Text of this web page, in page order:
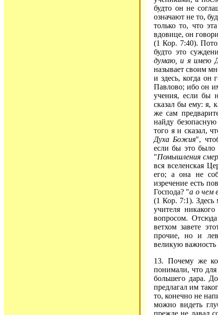
будто он не
означают не то,
только то, что
вдовице, он
(1 Кор. 7:40).
будто это
думаю, и я имею
называет своим
и здесь, когда он
Павлово; ибо он
учения, если бы
сказал бы ему: я,
же сам
найду
того я и сказал,
Духа Божия",
если бы это было
"Помышления
вся вселенская
его; а она не
изречение есть
Господа? "а о чем
(1 Кор. 7:1).
учителя
вопросом.
ветхом завете
прочие, но и
великую важность
13. Почему же
понимали, что
большего дара.
предлагал им
то, конечно не
можно видеть
прежде не давал